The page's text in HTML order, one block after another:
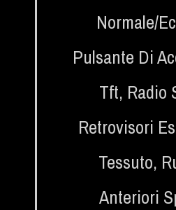
Normale/
Pulsante Di
Tft, Radio
Retrovisori
Tessuto,
Anteriori